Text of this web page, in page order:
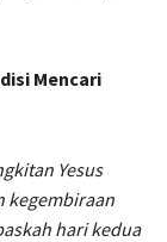
Mencari
Yesus
kegembiraan
hari kedua